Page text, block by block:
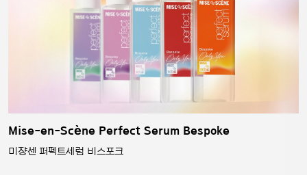
Mise-en-Scène Perfect Serum Bespoke
미쟝센 퍼펙트세럼 비스포크